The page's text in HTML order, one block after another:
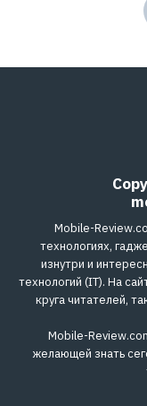
Mobile-
технологиях,
изнутри и
технологий (IT). На
круга читателей,
Mobile-
желающей знать